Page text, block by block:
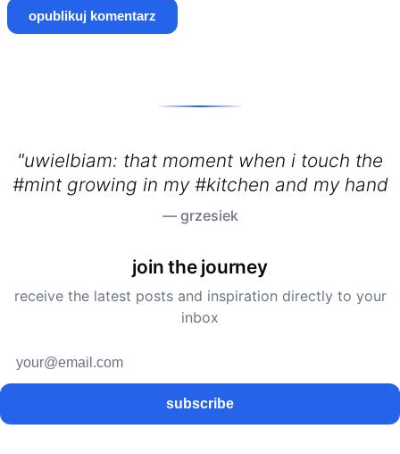
"uwielbiam: that moment when i touch the
#mint growing in my #kitchen and my hands
s
— grzesiek
join the journey
receive the latest posts and inspiration directly to your
inbox
subscribe